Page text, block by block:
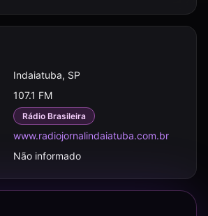
Indaiatuba, SP
107.1 FM
Rádio Brasileira
www.radiojornalindaiatuba.com.br
Não informado